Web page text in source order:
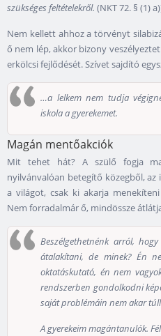
szükséges feltételekről. (NKT 72. § (1)
Nem kellett ahhoz a törvényt
ő nem lép, akkor bizony
erkölcsi fejlődését. Szívet sajdító
…a lelkem nem tudja
iskola a gyerekemet.
Magán mentőakciók
Mit tehet hát? A szülő fogja
nyilvánvalóan betegítő közegből,
a világot, csak ki akarja
Nem forradalmár ő, mindössze
Beszélgethetnénk arról,
átalakítani, de minek? Én
oktatáskutató, én nem
rendszerben gondolkodni
saját problémáin nem akar
A gyerekeim magántanulók.